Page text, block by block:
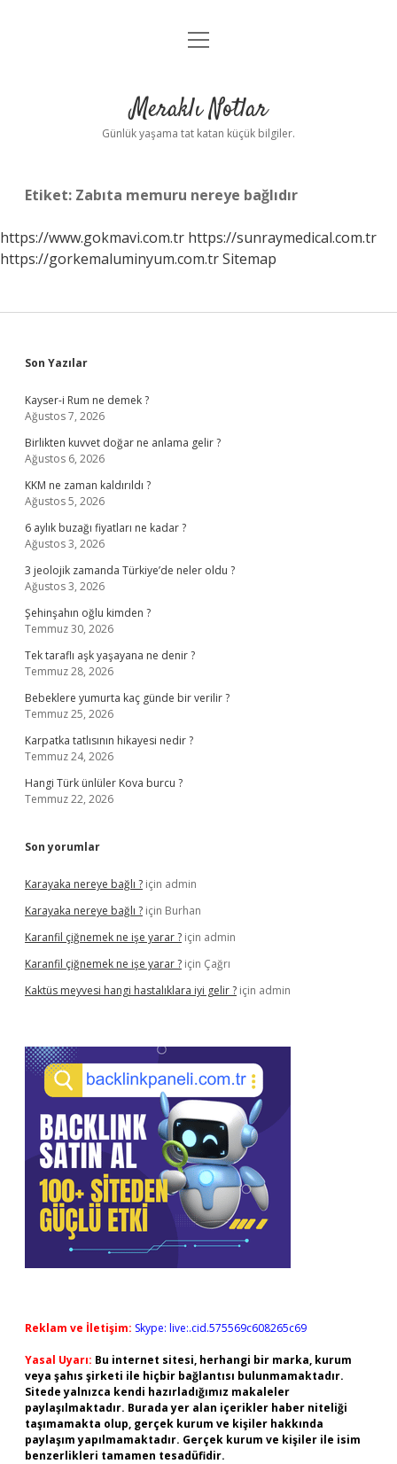
Anasayfa
Yasal Uyarı
menüyü
Meraklı Notlar
Günlük yaşama tat katan küçük bilgiler.
Etiket: Zabıta memuru nereye bağlıdır
https://www.gokmavi.com.tr https://sunraymedical.com.tr
https://gorkemaluminyum.com.trSitemap
Sidebar
Son Yazılar
Kayser-i Rum ne demek ?
Ağustos 7, 2026
Birlikten kuvvet doğar ne anlama gelir ?
Ağustos 6, 2026
KKM ne zaman kaldırıldı ?
Ağustos 5, 2026
6 aylık buzağı fiyatları ne kadar ?
Ağustos 3, 2026
3 jeolojik zamanda Türkiye’de neler oldu ?
Ağustos 3, 2026
Şehinşahın oğlu kimden ?
Temmuz 30, 2026
Tek taraflı aşk yaşayana ne denir ?
Temmuz 28, 2026
Bebeklere yumurta kaç günde bir verilir ?
Temmuz 25, 2026
Karpatka tatlısının hikayesi nedir ?
Temmuz 24, 2026
Hangi Türk ünlüler Kova burcu ?
Temmuz 22, 2026
Son yorumlar
Karayaka nereye bağlı ? için admin
Karayaka nereye bağlı ? için Burhan
Karanfil çiğnemek ne işe yarar ? için admin
Karanfil çiğnemek ne işe yarar ? için Çağrı
Kaktüs meyvesi hangi hastalıklara iyi gelir ? için admin
Reklam ve İletişim: Skype: live:.cid.575569c608265c69
Yasal Uyarı: Bu internet sitesi, herhangi bir marka, kurum
veya şahıs şirketi ile hiçbir bağlantısı bulunmamaktadır.
Sitede yalnızca kendi hazırladığımız makaleler
paylaşılmaktadır. Burada yer alan içerikler haber niteliği
taşımamakta olup, gerçek kurum ve kişiler hakkında
paylaşım yapılmamaktadır. Gerçek kurum ve kişiler ile isim
benzerlikleri tamamen tesadüfidir.